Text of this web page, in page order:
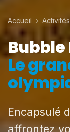
Accueil › Activités
Bubble
Le
Encapsulé
affrontez